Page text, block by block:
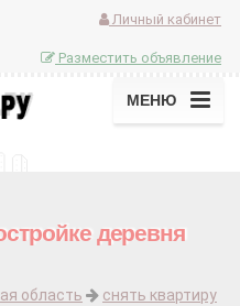
Личный кабинет
Разместить объявление
МЕНЮ
деревня
область
снять квартиру